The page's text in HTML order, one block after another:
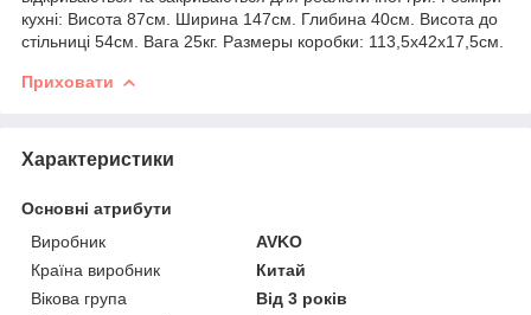
кухні: Висота 87см. Ширина 147см. Глибина 40см. Висота до
стільниці 54см. Вага 25кг. Размеры коробки: 113,5х42х17,5см.
Приховати
Характеристики
Основні атрибути
Виробник
AVKO
Країна виробник
Китай
Вікова група
Від 3 років